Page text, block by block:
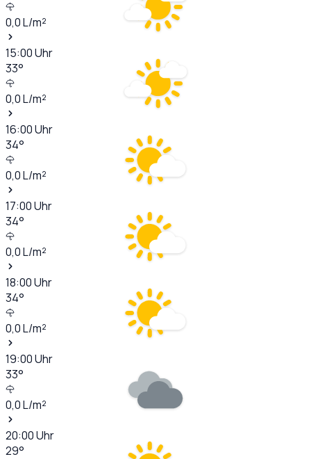
0,0L/m²
15:00Uhr
33°
0,0L/m²
16:00Uhr
34°
0,0L/m²
17:00Uhr
34°
0,0L/m²
18:00Uhr
34°
0,0L/m²
19:00Uhr
33°
0,0L/m²
20:00Uhr
29°